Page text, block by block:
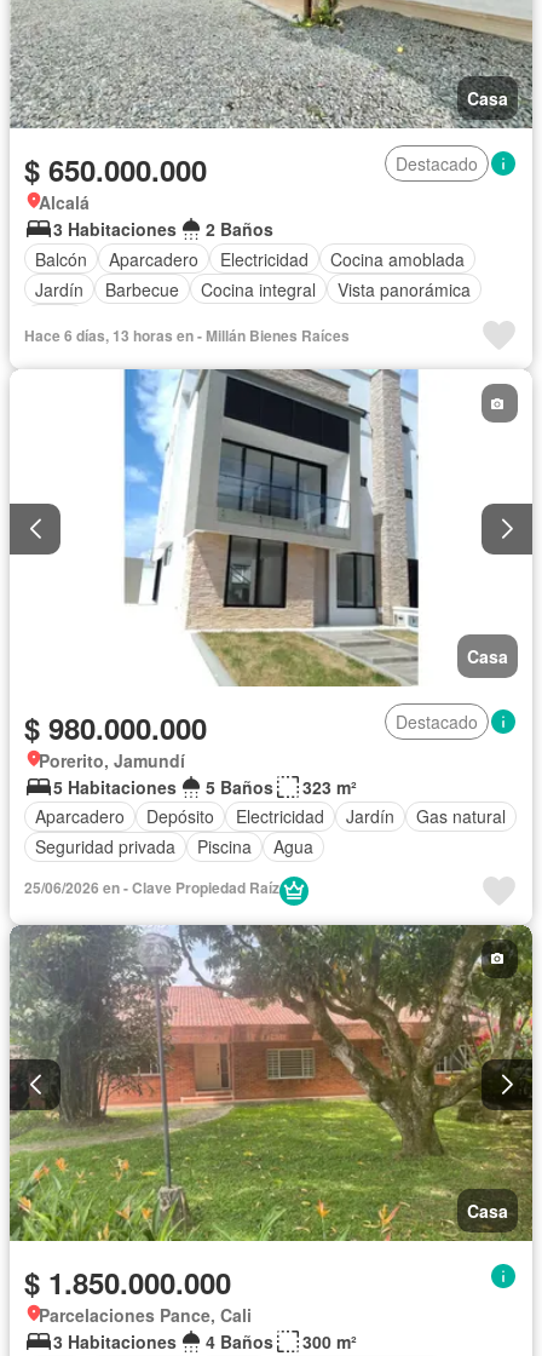
Casa
$ 650.000.000
Destacado
Alcalá
3 Habitaciones
2 Baños
Balcón
Aparcadero Electricidad
Cocina amoblada
Jardín
Barbecue Cocina integral
Vista panorámica
Hace 6 días, 13 horas en - Millán Bienes Raíces
Casa
$ 980.000.000
Destacado
Porerito, Jamundí
5 Habitaciones
5 Baños
323 m²
Aparcadero
Depósito Electricidad Jardín
Gas natural
Seguridad privada
Piscina Agua
25/06/2026 en - Clave Propiedad Raíz
Casa
$ 1.850.000.000
Parcelaciones Pance, Cali
3 Habitaciones
4 Baños
300 m²